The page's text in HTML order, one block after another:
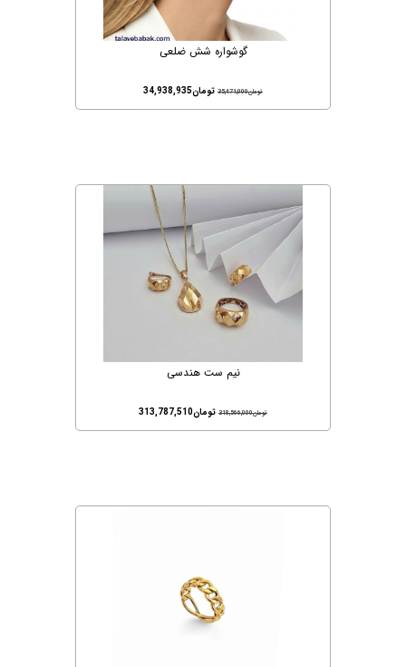
گوشواره شش ضلعی
تومان35,471,000 تومان34,938,935
نیم ست هندسی
تومان318,566,000 تومان313,787,510